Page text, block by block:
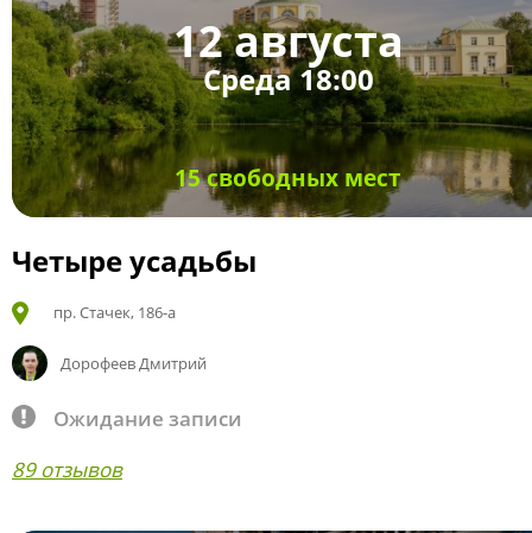
12 августа
Среда 18:00
15 свободных мест
Четыре усадьбы
пр. Стачек, 186-а
Дорофеев Дмитрий
Ожидание записи
89 отзывов